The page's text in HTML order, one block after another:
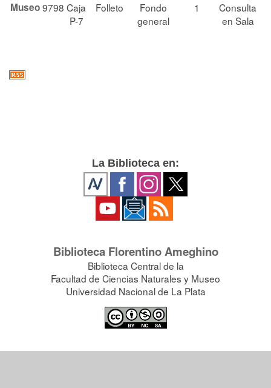
Museo9798 Caja
P-7
Folleto
Fondo
general
1
Consulta
en Sala
La Biblioteca en:
Biblioteca Florentino Ameghino
Biblioteca Central de la
Facultad de Ciencias Naturales y Museo
Universidad Nacional de La Plata